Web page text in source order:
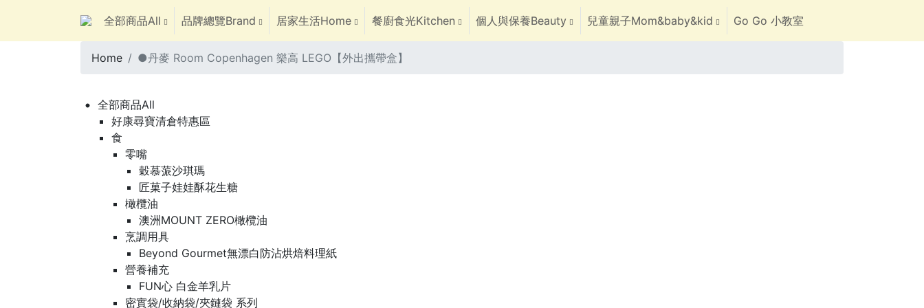
全部商品All 品牌總覽Brand 居家生活Home 餐廚食光Kitchen 個人與保養Beauty 兒童親子Mom&baby&kid Go Go 小教室
Home ●丹麥 Room Copenhagen 樂高 LEGO【外出攜帶盒】
全部商品All
好康尋寶清倉特惠區
食
零嘴
穀慕蒎沙琪瑪
匠菓子娃娃酥花生糖
橄欖油
澳洲MOUNT ZERO橄欖油
烹調用具
Beyond Gourmet無漂白防沾烘焙料理紙
營養補充
FUN心 白金羊乳片
密實袋/收納袋/夾鏈袋 系列